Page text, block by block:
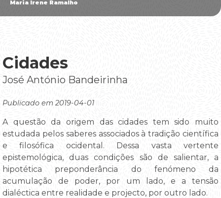
Maria Irene Ramalho
Cidades
José António Bandeirinha
Publicado em 2019-04-01
A questão da origem das cidades tem sido muito
estudada pelos saberes associados à tradição científica
e filosófica ocidental. Dessa vasta vertente
epistemológica, duas condições são de salientar, a
hipotética preponderância do fenómeno da
acumulação de poder, por um lado, e a tensão
dialéctica entre realidade e projecto, por outro lado.